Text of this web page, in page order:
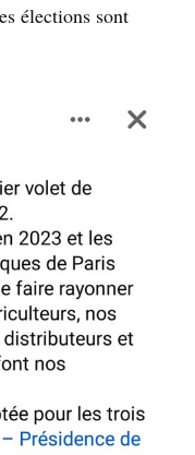
élections sont